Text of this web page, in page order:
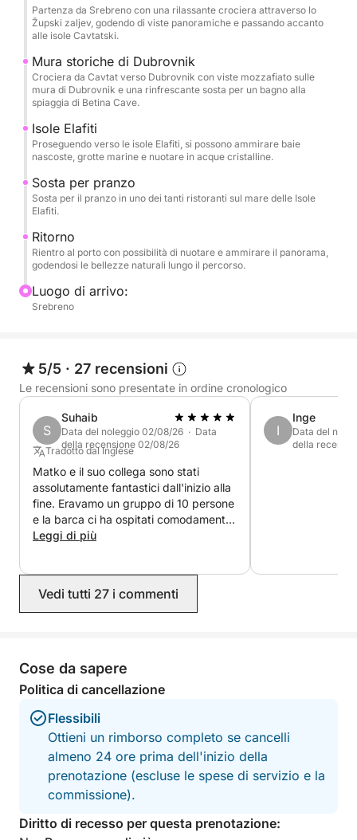
qualità, tra cui un impianto stereo di prima scelta, un
frigo portatile rifornito di acqua in bottiglia e
Paddleboard) per esplorare le baie più tranquille.
Che desideriate nuotare in calette nascoste o cenare
nei pittoreschi villaggi costieri, questo charter
privato offre la massima flessibilità.
Il carburante e le tasse portuali non sono inclusi nel
prezzo e dovranno essere pagati a bordo. Il prezzo
di questa crociera è di 600 €.
Scopri l'anima vibrante della Croazia, dove antiche
isole incontrano un orizzonte cristallino.
Partenza da Srebreno con una rilassante crociera attraverso lo
Župski zaljev, godendo di viste panoramiche e passando accanto
alle isole Cavtatski.
Mura storiche di Dubrovnik
Crociera da Cavtat verso Dubrovnik con viste mozzafiato sulle
mura di Dubrovnik e una rinfrescante sosta per un bagno alla
spiaggia di Betina Cave.
Isole Elafiti
Proseguendo verso le isole Elafiti, si possono ammirare baie
nascoste, grotte marine e nuotare in acque cristalline.
Sosta per pranzo
Sosta per il pranzo in uno dei tanti ristoranti sul mare delle Isole
Elafiti.
Ritorno
Rientro al porto con possibilità di nuotare e ammirare il panorama,
godendosi le bellezze naturali lungo il percorso.
Luogo di arrivo:
Srebreno
5/5 · 27 recensioni
Le recensioni sono presentate in ordine cronologico
S
Suhaib
Data del noleggio 02/08/26 · Data
della recensione 02/08/26
Tradotto dal Inglese
Matko e il suo collega sono stati
assolutamente fantastici dall'inizio alla
fine. Eravamo un gruppo di 10 persone
e la barca ci ha ospitati comodamente,
con tanto spazio per rilassarci. Ci
abbiamo gustato uno dei migliori
pranzi del nostro viaggio. Il cibo era
panorama mozzafiato. Se visitate
Dubrovnik, non posso che
raccomandare caldamente Matko. Lui
e il suo team hanno reso la giornata
davvero indimenticabile.
Leggi di più
I
Inge
Data del
della
Vedi tutti 27 i commenti
Cose da sapere
Politica di cancellazione
Flessibili
Ottieni un rimborso completo se cancelli
almeno 24 ore prima dell'inizio della
prenotazione (escluse le spese di servizio e la
commissione).
Diritto di recesso per questa prenotazione: